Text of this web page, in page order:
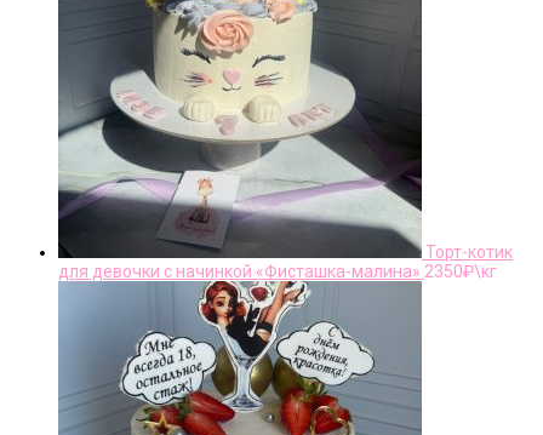
Торт-котик
для девочки с начинкой «Фисташка-малина» 2350₽\кг